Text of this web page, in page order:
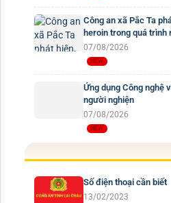
Công an xã Pắc Ta
heroin trong quá
07/08/2026
Ứng dụng Công nghệ
người nghiện
07/08/2026
Số điện thoại cần biết
13/02/2023